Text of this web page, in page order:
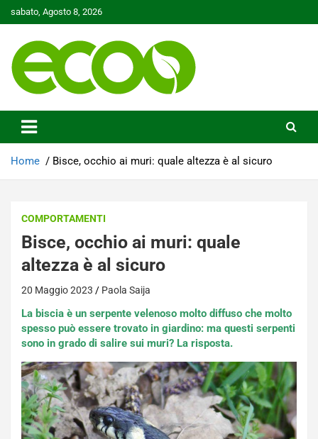
to
sabato, Agosto 8, 2026
Ecoo.it
Home Bisce, occhio ai muri: quale altezza è al sicuro
COMPORTAMENTI
Bisce, occhio ai muri: quale
altezza è al sicuro
20 Maggio 2023 Paola Saija
La biscia è un serpente velenoso molto diffuso che molto
spesso può essere trovato in giardino: ma questi serpenti
sono in grado di salire sui muri? La risposta.